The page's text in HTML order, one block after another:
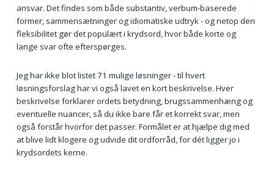
ansvar. Det findes som både substantiv, verbum-baserede
former, sammensætninger og idiomatiske udtryk - og netop den
fleksibilitet gør det populært i krydsord, hvor både korte og
lange svar ofte efterspørges.
Jeg har ikke blot listet 71 mulige løsninger - til hvert
løsningsforslag har vi også lavet en kort beskrivelse. Hver
beskrivelse forklarer ordets betydning, brugssammenhæng og
eventuelle nuancer, så du ikke bare får et korrekt svar, men
også forstår hvorfor det passer. Formålet er at hjælpe dig med
at blive lidt klogere og udvide dit ordforråd, for dét ligger jo i
krydsordets kerne.